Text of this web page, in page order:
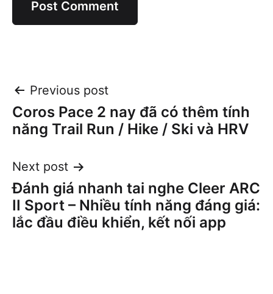
Post
navigation
Previous post
Coros Pace 2 nay đã có thêm tính
năng Trail Run / Hike / Ski và HRV
Next post
Đánh giá nhanh tai nghe Cleer ARC
II Sport – Nhiều tính năng đáng giá:
lắc đầu điều khiển, kết nối app